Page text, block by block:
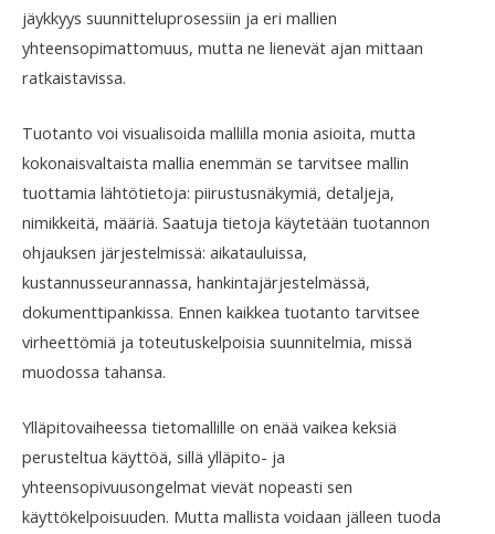
jäykkyys suunnitteluprosessiin ja eri mallien
yhteensopimattomuus, mutta ne lienevät ajan mittaan
ratkaistavissa.
Tuotanto voi visualisoida mallilla monia asioita, mutta
kokonaisvaltaista mallia enemmän se tarvitsee mallin
tuottamia lähtötietoja: piirustusnäkymiä, detaljeja,
nimikkeitä, määriä. Saatuja tietoja käytetään tuotannon
ohjauksen järjestelmissä: aikatauluissa,
kustannusseurannassa, hankintajärjestelmässä,
dokumenttipankissa. Ennen kaikkea tuotanto tarvitsee
virheettömiä ja toteutuskelpoisia suunnitelmia, missä
muodossa tahansa.
Ylläpitovaiheessa tietomallille on enää vaikea keksiä
perusteltua käyttöä, sillä ylläpito- ja
yhteensopivuusongelmat vievät nopeasti sen
käyttökelpoisuuden. Mutta mallista voidaan jälleen tuoda